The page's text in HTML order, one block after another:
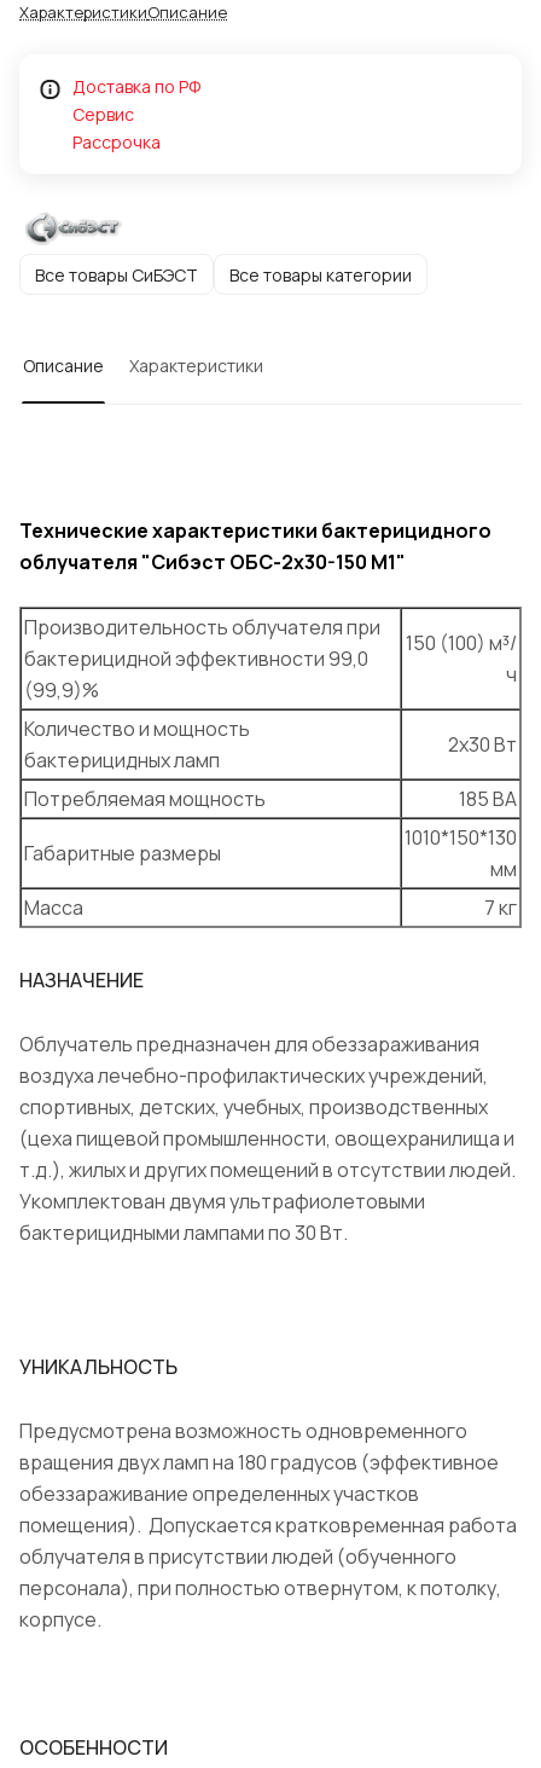
ХарактеристикиОписание
Доставка по РФ
Сервис
Рассрочка
Все товары СиБЭСТ Все товары категории
Описание Характеристики
Технические характеристики бактерицидного
облучателя "Сибэст ОБС-2х30-150 M1"
Производительность облучателя при
бактерицидной эффективности 99,0
(99,9)%
150 (100) м³/
ч
Количество и мощность
бактерицидных ламп
2х30 Вт
Потребляемая мощность 185 ВА
Габаритные размеры
1010*150*130
мм
Масса
7кг
НАЗНАЧЕНИЕ
Облучатель предназначен для обеззараживания
воздуха лечебно-профилактических учреждений,
спортивных, детских, учебных, производственных
(цеха пищевой промышленности, овощехранилища и
т.д.), жилых и других помещений в отсутствии людей.
Укомплектован двумя ультрафиолетовыми
бактерицидными лампами по 30 Вт.
УНИКАЛЬНОСТЬ
Предусмотрена возможность одновременного
вращения двух ламп на 180 градусов (эффективное
обеззараживание определенных участков
помещения). Допускается кратковременная работа
облучателя в присутствии людей (обученного
персонала), при полностью отвернутом, к потолку,
корпусе.
ОСОБЕННОСТИ